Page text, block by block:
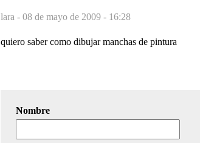
lara - 08 de mayo de 2009 - 16:28
quiero saber como dibujar manchas de pintura
Nombre